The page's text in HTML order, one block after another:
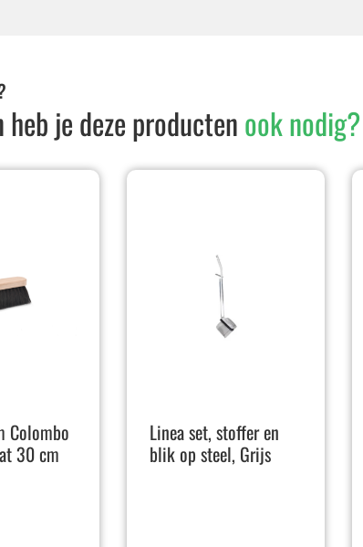
heb je deze productenook nodig?
Colombo
30 cm
Linea set, stoffer en
blik op steel, Grijs